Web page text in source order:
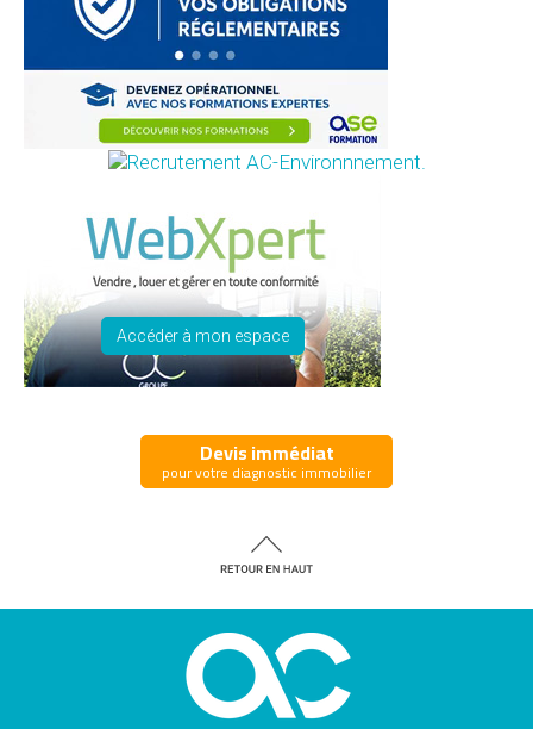
Accéder à mon espace
Devis immédiat
pour votre diagnostic immobilier